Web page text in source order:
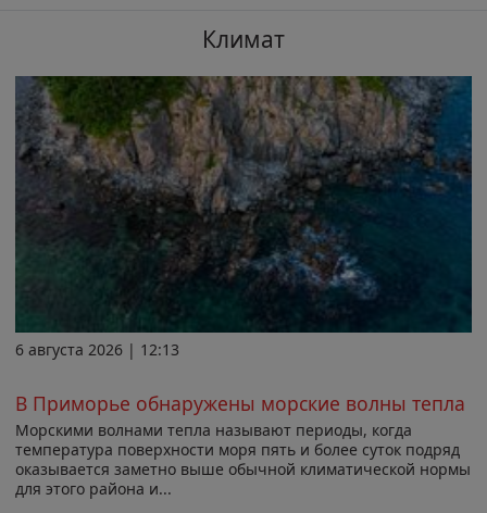
Климат
6 августа 2026 | 12:13
В Приморье обнаружены морские волны тепла
Морскими волнами тепла называют периоды, когда
температура поверхности моря пять и более суток подряд
оказывается заметно выше обычной климатической нормы
для этого района и...